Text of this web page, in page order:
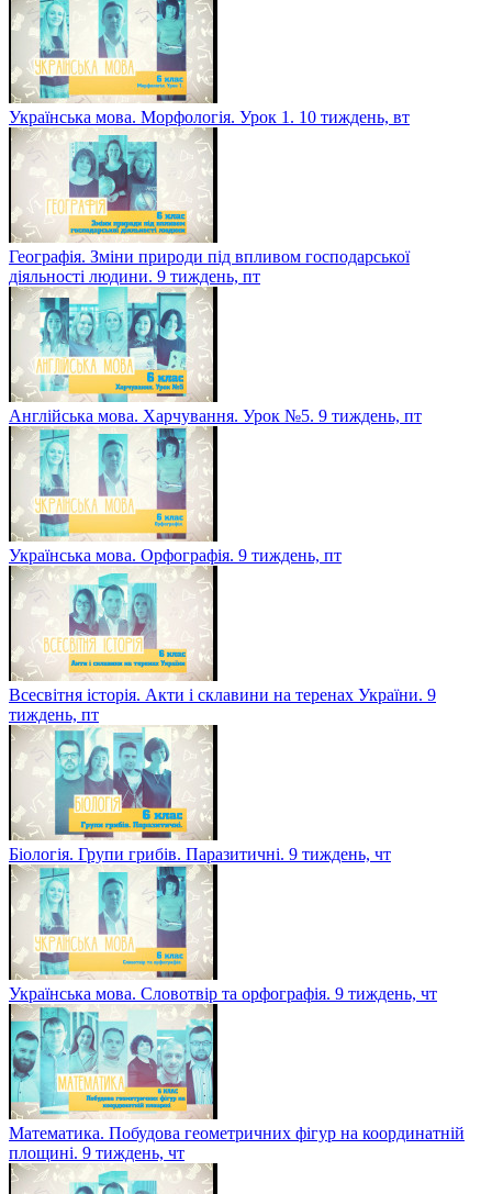
Українська мова. Морфологія. Урок 1. 10 тиждень, вт
Географія. Зміни природи під впливом господарської
діяльності людини. 9 тиждень, пт
Англійська мова. Харчування. Урок №5. 9 тиждень, пт
Українська мова. Орфографія. 9 тиждень, пт
Всесвітня історія. Акти і склавини на теренах України. 9
тиждень, пт
Біологія. Групи грибів. Паразитичні. 9 тиждень, чт
Українська мова. Словотвір та орфографія. 9 тиждень, чт
Математика. Побудова геометричних фігур на координатній
площині. 9 тиждень, чт